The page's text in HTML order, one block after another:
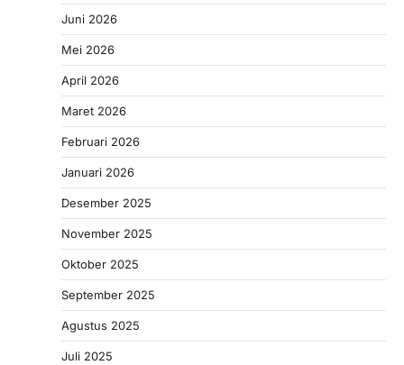
Juni 2026
Mei 2026
April 2026
Maret 2026
Februari 2026
Januari 2026
Desember 2025
November 2025
Oktober 2025
September 2025
Agustus 2025
Juli 2025